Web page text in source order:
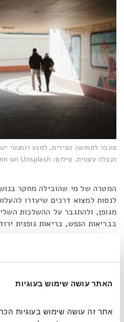
האתר עושה שימוש בעוגיות
מעבר לתחושה הפיזית, למגע רומנטי
וקבלה עצמית. צילום: Richard Stachmann on Unsplash
המטרה של מי שהובילה מחקר
לנסות למצוא דרכים שיעזרו
מגופן, ולהתגבר על ההשלכות
בבריאות הנפש, בריאות גופנית
שערכה עם עמיתיה, הם
האופן שבו נשים חוות את גופן
יותר של מגע חיבה נקשרה
רק מחזק את הקשר – הוא מתווך